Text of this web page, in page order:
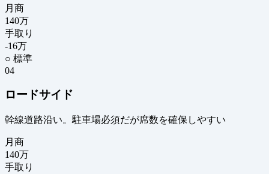
月商
140万
手取り
-16万
○ 標準
04
ロードサイド
幹線道路沿い。駐車場必須だが席数を確保しやすい
月商
140万
手取り